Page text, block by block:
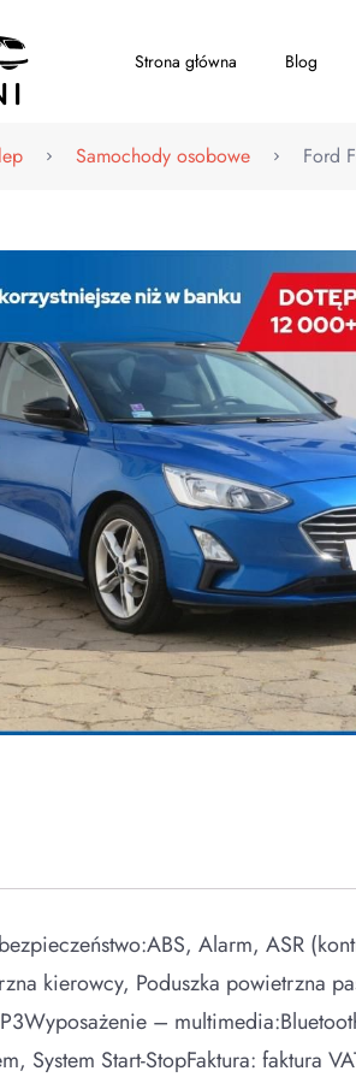
Strona główna Blog
Samochody osobowe Ford
Alarm, ASR
kierowcy, Poduszka powietrzna
–
System Start-StopFaktura: faktura